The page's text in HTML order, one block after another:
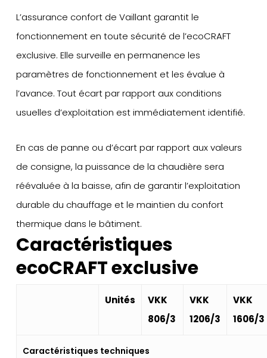
L’assurance confort de Vaillant garantit le
fonctionnement en toute sécurité de l’ecoCRAFT
exclusive. Elle surveille en permanence les
paramètres de fonctionnement et les évalue à
l’avance. Tout écart par rapport aux conditions
usuelles d’exploitation est immédiatement identifié.
En cas de panne ou d’écart par rapport aux valeurs
de consigne, la puissance de la chaudière sera
réévaluée à la baisse, afin de garantir l’exploitation
durable du chauffage et le maintien du confort
thermique dans le bâtiment.
Caractéristiques
ecoCRAFT exclusive
Unités
VKK
806/3
VKK
1206/3
VKK
1606/3
Caractéristiques techniques